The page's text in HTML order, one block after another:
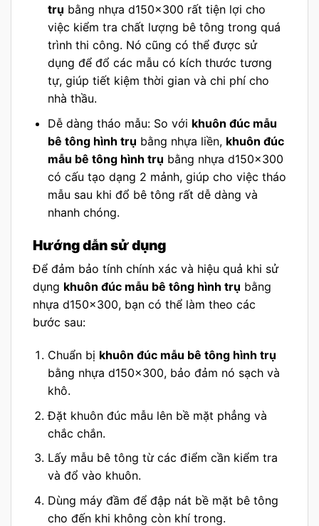
trụ bằng nhựa d150x300 rất tiện lợi cho
việc kiểm tra chất lượng bê tông trong quá
trình thi công. Nó cũng có thể được sử
dụng để đổ các mẫu có kích thước tương
tự, giúp tiết kiệm thời gian và chi phí cho
nhà thầu.
Dễ dàng tháo mẫu: So với khuôn đúc mẫu
bê tông hình trụ bằng nhựa liền, khuôn đúc
mẫu bê tông hình trụ bằng nhựa d150x300
có cấu tạo dạng 2 mảnh, giúp cho việc tháo
mẫu sau khi đổ bê tông rất dễ dàng và
nhanh chóng.
Hướng dẫn sử dụng
Để đảm bảo tính chính xác và hiệu quả khi sử
dụng khuôn đúc mẫu bê tông hình trụ bằng
nhựa d150x300, bạn có thể làm theo các
bước sau:
Chuẩn bị khuôn đúc mẫu bê tông hình trụ
bằng nhựa d150x300, bảo đảm nó sạch và
khô.
Đặt khuôn đúc mẫu lên bề mặt phẳng và
chắc chắn.
Lấy mẫu bê tông từ các điểm cần kiểm tra
và đổ vào khuôn.
Dùng máy đầm để đập nát bề mặt bê tông
cho đến khi không còn khí trong.